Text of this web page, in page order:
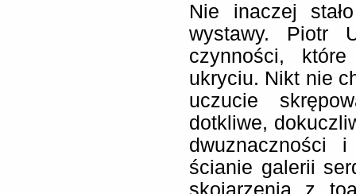
Nie inaczej
wystawy. Piotr
czynności,
ukryciu. Nikt nie
uczucie
dotkliwe,
dwuznaczności
ścianie galerii
skojarzenia z